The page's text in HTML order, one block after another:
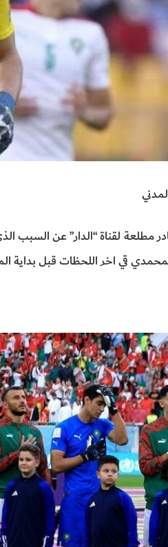
لقناة “الدار” عن السبب
قي اخر اللحظات قبل بداية